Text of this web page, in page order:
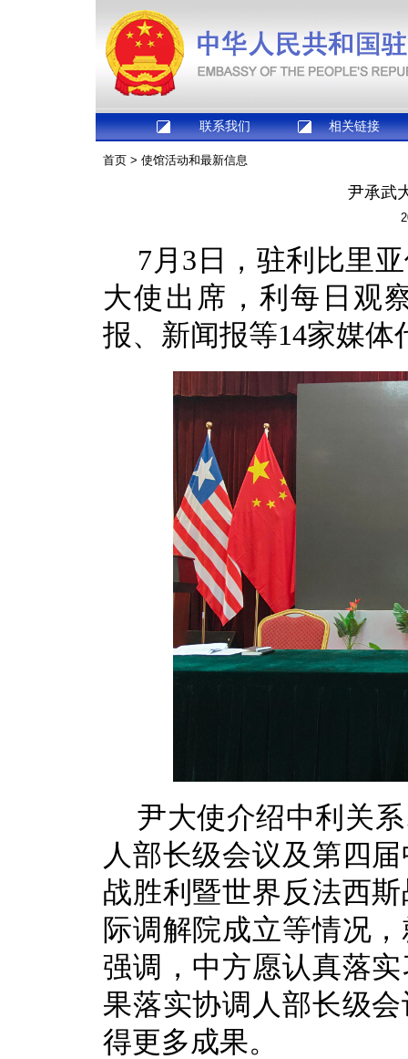
联系我们 相关链接
首页 > 使馆活动和最新信息
尹承武
7月3日，驻利比里
大使出席，利每日观
报、新闻报等14家媒体
尹大使介绍中利关
人部长级会议及第四
战胜利暨世界反法西
际调解院成立等情况
强调，中方愿认真落
果落实协调人部长级
得更多成果。